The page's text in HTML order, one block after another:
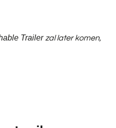
Trailerzal later komen,